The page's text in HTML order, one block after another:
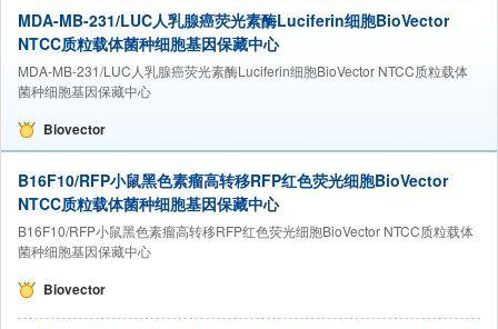
MDA-MB-231/LUC人乳腺癌荧光素酶Luciferin细胞BioVector
NTCC质粒载体菌种细胞基因保藏中心
MDA-MB-231/LUC人乳腺癌荧光素酶Luciferin细胞BioVector NTCC质粒载体
菌种细胞基因保藏中心
Biovector
B16F10/RFP小鼠黑色素瘤高转移RFP红色荧光细胞BioVector
NTCC质粒载体菌种细胞基因保藏中心
B16F10/RFP小鼠黑色素瘤高转移RFP红色荧光细胞BioVector NTCC质粒载体
菌种细胞基因保藏中心
Biovector